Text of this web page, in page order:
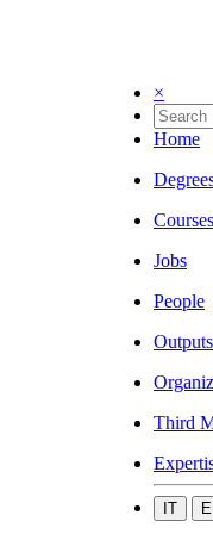
×
Home
Courses
Jobs
People
Outputs
Third
IT